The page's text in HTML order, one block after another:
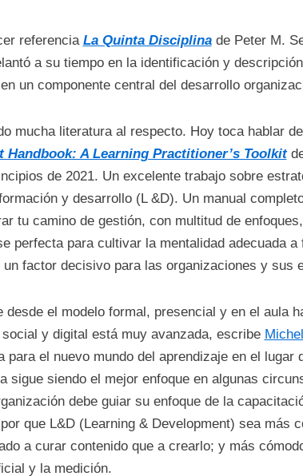
referencia La Quinta Disciplinade Peter M.
a su tiempo en la identificación y
un componente central del desarrollo
mucha literatura al respecto. Hoy toca hablar de
Handbook: A Learning Practitioner’s Toolkit
de 2021. Un excelente trabajo sobre
y desarrollo (L &D). Un manual
tu camino de gestión, con multitud de enfoques,
perfecta para cultivar la mentalidad adecuada a
factor decisivo para las organizaciones y sus
desde el modelo formal, presencial y en el aula
y digital está muy avanzada, escribe
el nuevo mundo del aprendizaje en el lugar
sigue siendo el mejor enfoque en algunas
debe guiar su enfoque de la
que L&D (Learning & Development) sea más
a curar contenido que a crearlo; y más
y la medición.